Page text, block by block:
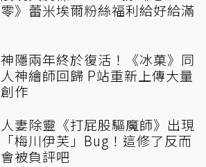
零》蕾米埃爾粉絲福利給好給滿
神隱兩年終於復活！《冰菓》同
人神繪師回歸 P站重新上傳大量
創作
人妻除靈《打屁股驅魔師》出現
「梅川伊芙」Bug！這修了反而
會被負評吧